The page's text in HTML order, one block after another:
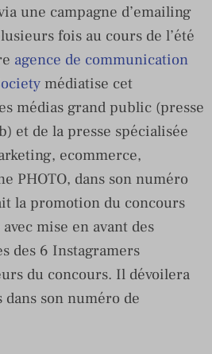
une campagne d’emailing
fois au cours de l’été
agence de communication
médiatise cet
médias grand public (presse
et de la presse spécialisée
ecommerce,
PHOTO, dans son numéro
la promotion du concours
mise en avant des
des 6 Instagramers
du concours. Il dévoilera
dans son numéro de